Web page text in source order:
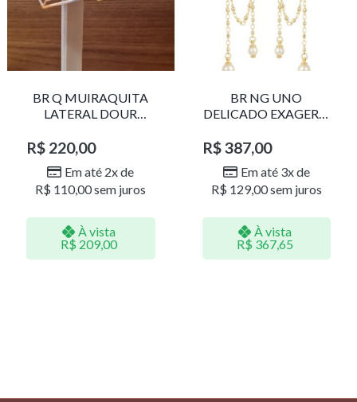
BR Q MUIRAQUITA
LATERAL DOUR
R$ 220,00
Em até 2x de
R$ 110,00sem juros
À vista
R$ 209,00
BR NG UNO
DELICADO EXAGERO
R$387,00
Em até 3x de
R$ 129,00sem juros
À vista
R$ 367,65